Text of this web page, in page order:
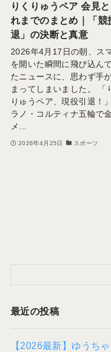
りくりゅうペア 会見と
れまでのまとめ｜「競
退」の決断と真意
2026年4月17日の朝、ス
を開いた瞬間に飛び込ん
たニュースに、思わず手
まってしまいました。 「
りゅうペア、現役引退！
ラノ・コルティナ五輪で金
メ...
2026年4月25日 スポーツ
最近の投稿
【2026最新】ゆうち